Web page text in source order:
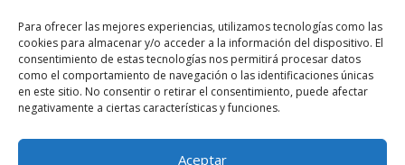
Para ofrecer las mejores experiencias, utilizamos tecnologías como las
cookies para almacenar y/o acceder a la información del dispositivo. El
consentimiento de estas tecnologías nos permitirá procesar datos
como el comportamiento de navegación o las identificaciones únicas
en este sitio. No consentir o retirar el consentimiento, puede afectar
negativamente a ciertas características y funciones.
Aceptar